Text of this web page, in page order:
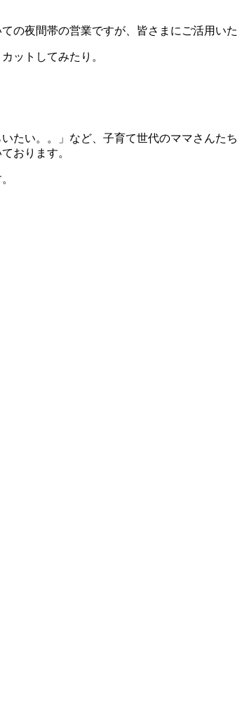
の夜間帯の営業ですが、皆さまにご活用いた
ットしてみたり。
たい。。」など、子育て世代のママさんた
おります。